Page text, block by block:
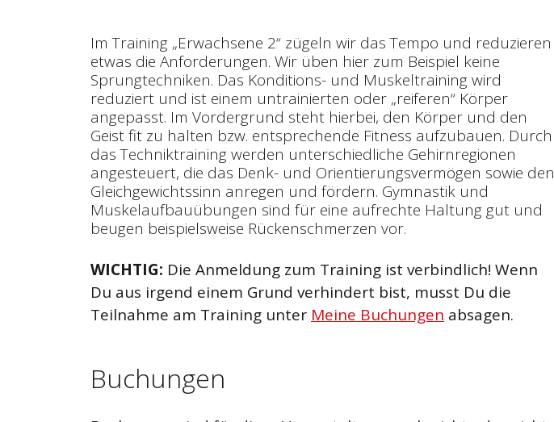
Im Training „Erwachsene 2“ zügeln wir das Tempo und reduzieren
etwas die Anforderungen. Wir üben hier zum Beispiel keine
Sprungtechniken. Das Konditions- und Muskeltraining wird
reduziert und ist einem untrainierten oder „reiferen“ Körper
angepasst. Im Vordergrund steht hierbei, den Körper und den
Geist fit zu halten bzw. ent­sprechende Fitness aufzubauen. Durch
das Techniktraining werden unterschiedliche Gehirnregionen
angesteuert, die das Denk- und Orientierungsvermögen sowie den
Gleichgewichtssinn anregen und fördern. Gymnastik und
Muskelaufbauübungen sind für eine aufrechte Haltung gut und
beugen beispielsweise Rückenschmerzen vor.
WICHTIG: Die Anmeldung zum Training ist verbindlich! Wenn
Du aus irgend einem Grund verhindert bist, musst Du die
Teilnahme am Training unter Meine Buchungen absagen.
Buchungen